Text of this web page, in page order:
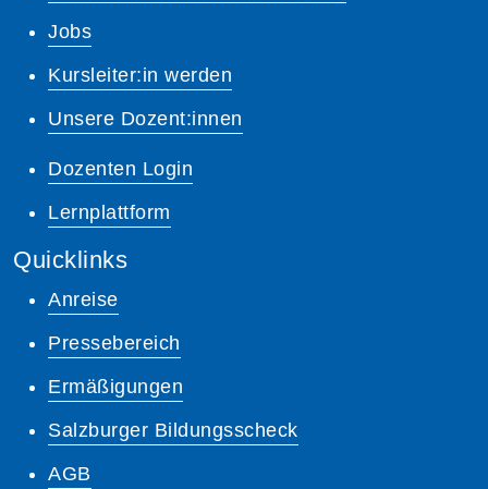
Jobs
Kursleiter:in werden
Unsere Dozent:innen
Dozenten Login
Lernplattform
Quicklinks
Anreise
Pressebereich
Ermäßigungen
Salzburger Bildungsscheck
AGB